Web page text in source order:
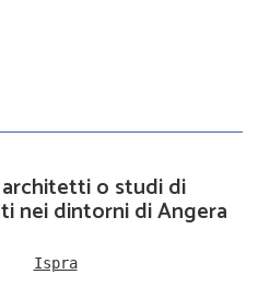
o studi di
nei dintorni di Angera
Ispra